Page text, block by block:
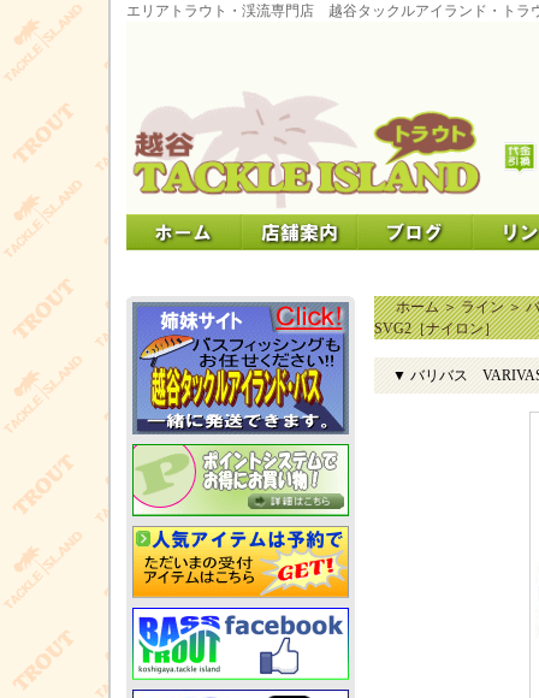
エリアトラウト・渓流専門店 越谷タックルアイランド・トラ
ホーム＞ライン＞
SVG2［ナイロン］
▼ バリバス